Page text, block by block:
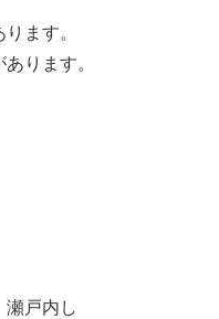
ます。
ります。
瀬戸内し